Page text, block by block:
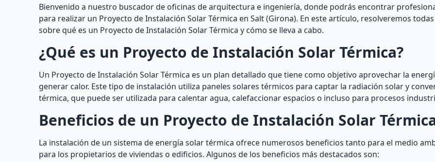
Bienvenido a nuestro buscador de oficinas de arquitectura e ingeniería, donde podrás encontrar
para realizar un Proyecto de Instalación Solar Térmica en Salt (Girona). En este artículo, resolveremos
sobre qué es un Proyecto de Instalación Solar Térmica y cómo se lleva a cabo.
¿Qué es un Proyecto de Instalación Solar Térmica?
Un Proyecto de Instalación Solar Térmica es un plan detallado que tiene como objetivo aprovechar la
generar calor. Este tipo de instalación utiliza paneles solares térmicos para captar la radiación solar y
térmica, que puede ser utilizada para calentar agua, calefaccionar espacios o incluso para procesos
Beneficios de un Proyecto de Instalación Solar
La instalación de un sistema de energía solar térmica ofrece numerosos beneficios tanto para el medio
para los propietarios de viviendas o edificios. Algunos de los beneficios más destacados son: